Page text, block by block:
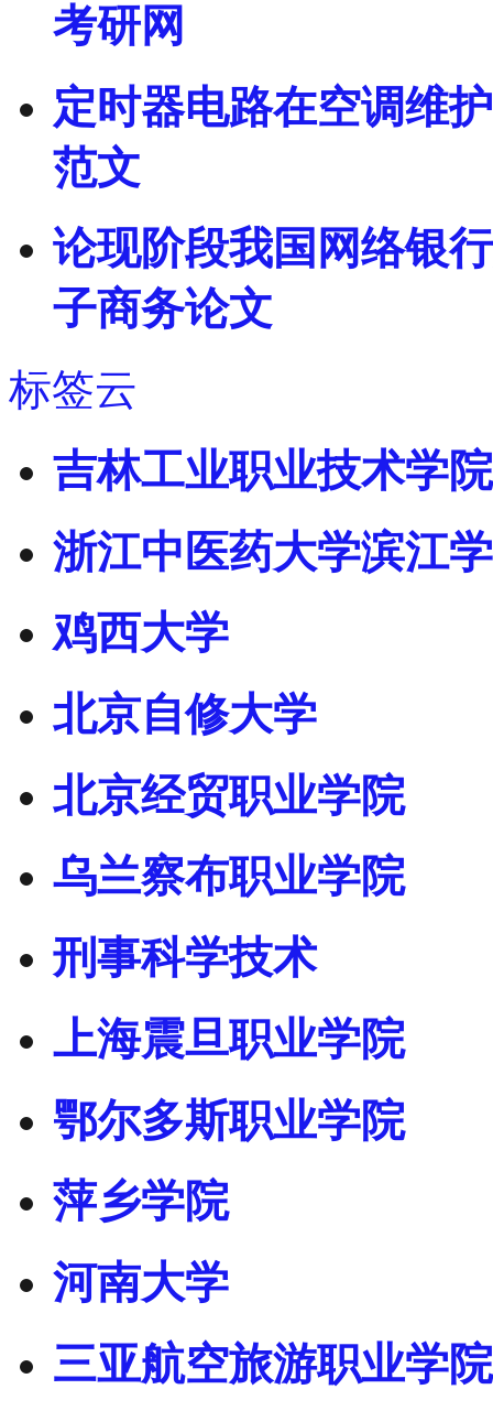
考研网
定时器电路在空调维
范文
论现阶段我国网络银
子商务论文
标签云
吉林工业职业技术学院
浙江中医药大学滨江
鸡西大学
北京自修大学
北京经贸职业学院
乌兰察布职业学院
刑事科学技术
上海震旦职业学院
鄂尔多斯职业学院
萍乡学院
河南大学
三亚航空旅游职业学院